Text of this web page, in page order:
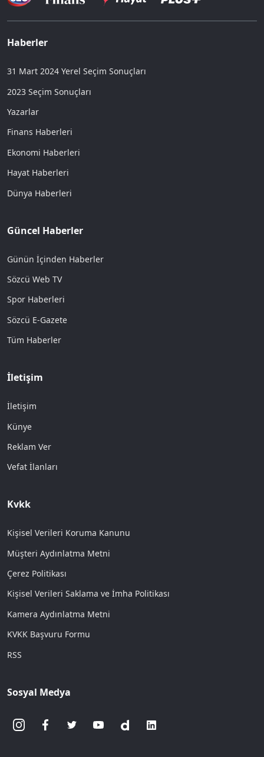
Haberler
31 Mart 2024 Yerel Seçim Sonuçları
2023 Seçim Sonuçları
Yazarlar
Finans Haberleri
Ekonomi Haberleri
Hayat Haberleri
Dünya Haberleri
Güncel Haberler
Günün İçinden Haberler
Sözcü Web TV
Spor Haberleri
Sözcü E-Gazete
Tüm Haberler
İletişim
İletişim
Künye
Reklam Ver
Vefat İlanları
Kvkk
Kişisel Verileri Koruma Kanunu
Müşteri Aydınlatma Metni
Çerez Politikası
Kişisel Verileri Saklama ve İmha Politikası
Kamera Aydınlatma Metni
KVKK Başvuru Formu
RSS
Sosyal Medya